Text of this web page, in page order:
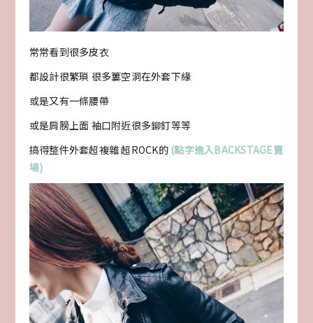
常常看到很多皮衣
都設計很繁瑣 很多簍空洞在外套下緣
或是又有一條腰帶
或是肩膀上面 袖口附近很多鉚釘等等
搞得整件外套超複雜 超ROCK的 (點字進入BACKSTAGE賣
場)